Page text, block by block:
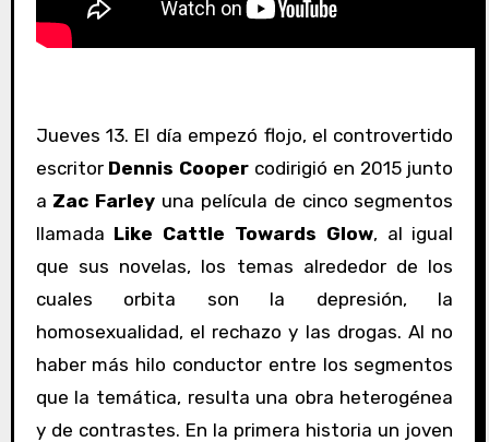
Jueves 13. El día empezó flojo, el controvertido
escritor Dennis Cooper codirigió en 2015 junto
a Zac Farley una película de cinco segmentos
llamada Like Cattle Towards Glow, al igual
que sus novelas, los temas alrededor de los
cuales orbita son la depresión, la
homosexualidad, el rechazo y las drogas. Al no
haber más hilo conductor entre los segmentos
que la temática, resulta una obra heterogénea
y de contrastes. En la primera historia un joven